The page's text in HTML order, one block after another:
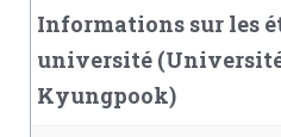
Informations sur les
université
Kyungpook)